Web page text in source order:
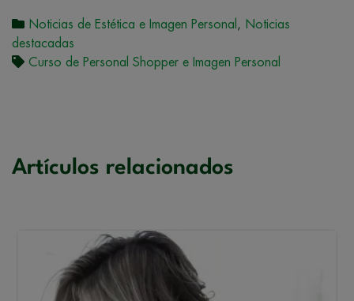
Noticias de Estética e Imagen Personal , Noticias
destacadas
Curso de Personal Shopper e Imagen Personal
Artículos relacionados